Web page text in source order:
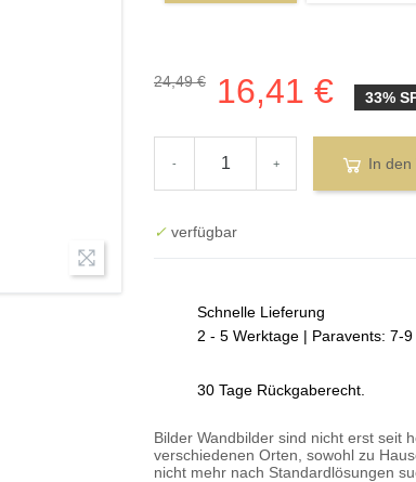
24,49 € 16,41 € 33%
- + In den
✓ verfügbar
Schnelle Lieferung
2 - 5 Werktage | Paravents: 7-9
30 Tage Rückgaberecht.
Bilder Wandbilder sind nicht erst seit
verschiedenen Orten, sowohl zu
nicht mehr nach Standardlösungen